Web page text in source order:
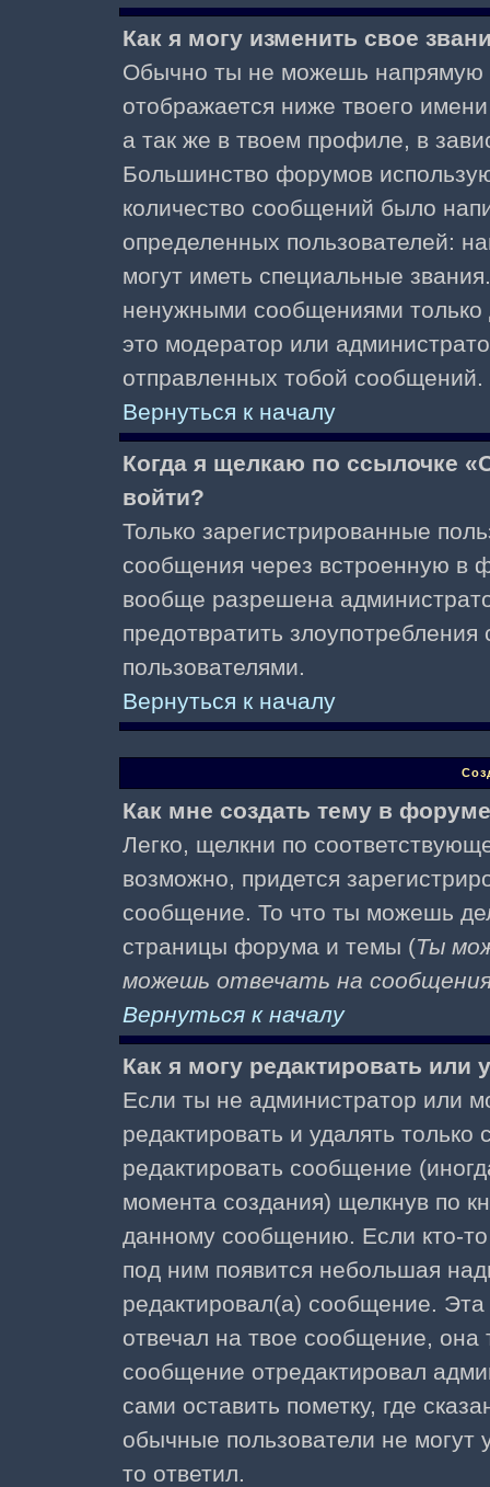
Как я могу изменить свое
Обычно ты не можешь напрямую
отображается ниже твоего
а так же в твоем профиле, в
Большинство форумов
количество сообщений было
определенных пользователей:
могут иметь специальные
ненужными сообщениями только
это модератор или
отправленных тобой сообщений.
Вернуться к началу
Когда я щелкаю по ссылочке
войти?
Только зарегистрированные
сообщения через встроенную в
вообще разрешена
предотвратить
пользователями.
Вернуться к началу
Как мне создать тему в
Легко, щелкни по
возможно, придется
сообщение. То что ты можешь
страницы форума и темы (Ты
можешь отвечать на
Вернуться к началу
Как я могу редактировать или
Если ты не администратор или
редактировать и удалять
редактировать сообщение
момента создания) щелкнув по
данному сообщению. Если кто-
под ним появится небольшая
редактировал(а) сообщение. Эта
отвечал на твое сообщение, она
сообщение отредактировал
сами оставить пометку, где
обычные пользователи не могут
то ответил.